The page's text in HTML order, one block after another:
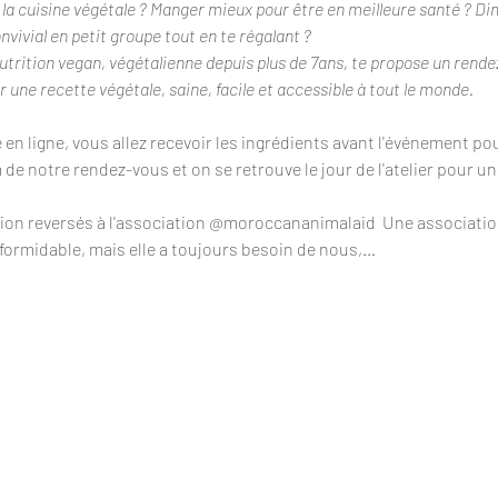
la cuisine végétale ? Manger mieux pour être en meilleure santé ?
en petit groupe tout en te régalant ?
vegan, végétalienne depuis plus de 7ans, te propose un
une recette végétale, saine, facile et accessible à tout le monde.
ligne, vous allez recevoir les ingrédients avant l'événement
notre rendez-vous et on se retrouve le jour de l'atelier pour
reversés à l'association @moroccananimalaid  Une
mais elle a toujours besoin de nous,…